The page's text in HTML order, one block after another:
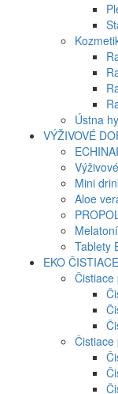
Ústna
VÝŽIVOVÉ
Mini
Aloe
Tablety
EKO
Čistiace
Čistiace